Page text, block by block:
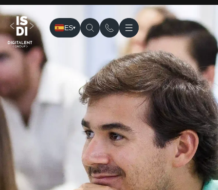
ES▾
ISDI› Sedes